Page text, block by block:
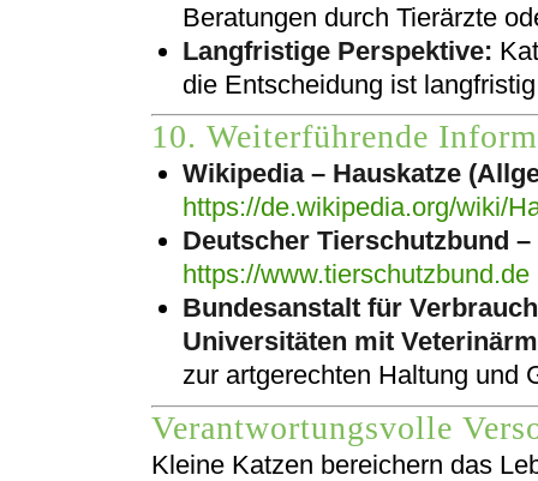
Beratungen durch Tierärzte
Langfristige Perspektive:
die Entscheidung ist
10. Weiterführende
Wikipedia – Hauskatze
https://de.wikipedia.org/wiki/
Deutscher Tierschutzbund
https://www.tierschutzbund.de
Bundesanstalt für
Universitäten mit
zur artgerechten Haltung und
Verantwortungsvolle
Kleine Katzen bereichern das